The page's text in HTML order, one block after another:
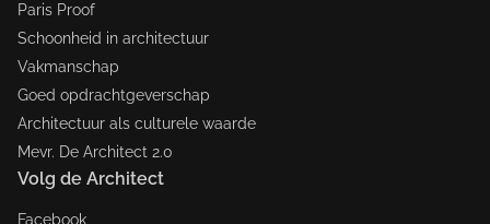
Paris Proof
Schoonheid in architectuur
Vakmanschap
Goed opdrachtgeverschap
Architectuur als culturele waarde
Mevr. De Architect 2.0
Volg de Architect
Facebook